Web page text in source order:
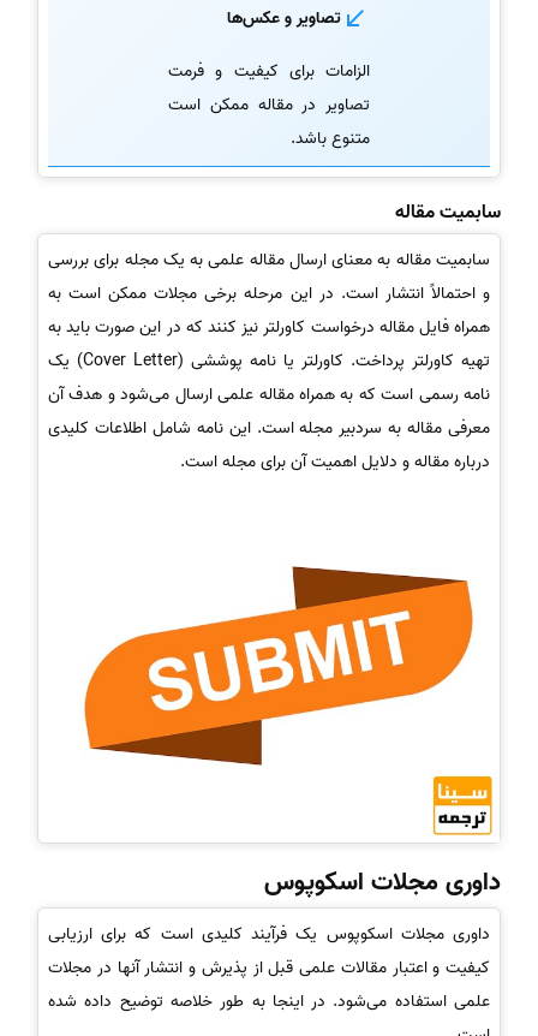
تصاویر و عکس‌ها
الزامات برای کیفیت و فرمت
تصاویر در مقاله ممکن است
متنوع باشد.
سابمیت مقاله
سابمیت مقاله به معنای ارسال مقاله علمی به یک مجله برای بررسی
و احتمالاً انتشار است. در این مرحله برخی مجلات ممکن است به
همراه فایل مقاله درخواست کاورلتر نیز کنند که در این صورت باید به
تهیه کاورلتر پرداخت. کاورلتر یا نامه پوششی (Cover Letter) یک
نامه رسمی است که به همراه مقاله علمی ارسال می‌شود و هدف آن
معرفی مقاله به سردبیر مجله است. این نامه شامل اطلاعات کلیدی
درباره مقاله و دلایل اهمیت آن برای مجله است.
داوری مجلات اسکوپوس
داوری مجلات اسکوپوس یک فرآیند کلیدی است که برای ارزیابی
کیفیت و اعتبار مقالات علمی قبل از پذیرش و انتشار آنها در مجلات
علمی استفاده می‌شود. در اینجا به طور خلاصه توضیح داده شده